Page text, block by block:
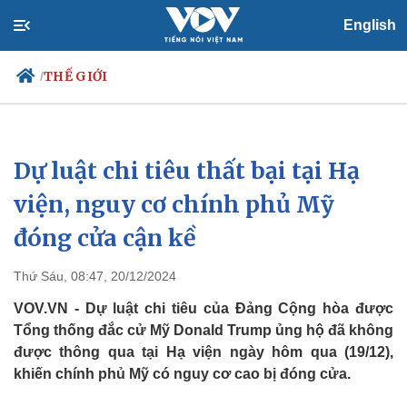
English
/THẾ GIỚI
Chính trị
Đảng
Tổ chức nhân sự
Quốc hội
Nhận diện sự thật
Xã hội
Tin 24h
Dự báo thời tiết
Dự luật chi tiêu thất bại tại Hạ
viện, nguy cơ chính phủ Mỹ
đóng cửa cận kề
Thứ Sáu, 08:47, 20/12/2024
VOV.VN - Dự luật chi tiêu của Đảng Cộng hòa được
Tổng thống đắc cử Mỹ Donald Trump ủng hộ đã không
được thông qua tại Hạ viện ngày hôm qua (19/12),
khiến chính phủ Mỹ có nguy cơ cao bị đóng cửa.